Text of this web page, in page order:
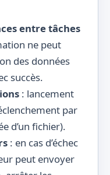
entre tâches
ne peut
des données
succès.
: lancement
par
d’un fichier).
: en cas d’échec
peut envoyer